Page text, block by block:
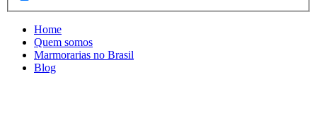
Home
Quem somos
Marmorarias no Brasil
Blog